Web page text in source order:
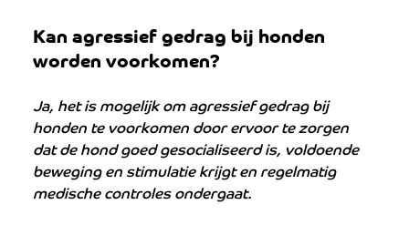
Kan agressief gedrag bij honden
worden voorkomen?
Ja, het is mogelijk om agressief gedrag bij
honden te voorkomen door ervoor te zorgen
dat de hond goed gesocialiseerd is, voldoende
beweging en stimulatie krijgt en regelmatig
medische controles ondergaat.